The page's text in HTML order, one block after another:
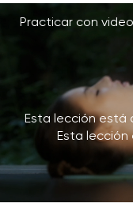
Practicar con video
Esta lección está
Esta lección